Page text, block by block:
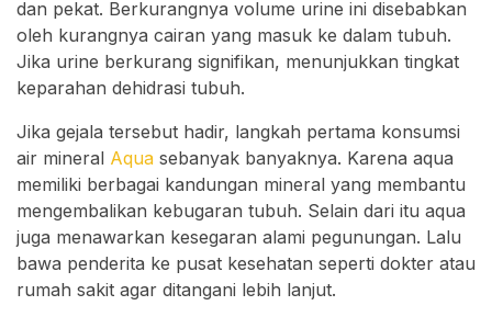
dan pekat. Berkurangnya volume urine ini disebabkan
oleh kurangnya cairan yang masuk ke dalam tubuh.
Jika urine berkurang signifikan, menunjukkan tingkat
keparahan dehidrasi tubuh.
Jika gejala tersebut hadir, langkah pertama konsumsi
air mineral Aqua sebanyak banyaknya. Karena aqua
memiliki berbagai kandungan mineral yang membantu
mengembalikan kebugaran tubuh. Selain dari itu aqua
juga menawarkan kesegaran alami pegunungan. Lalu
bawa penderita ke pusat kesehatan seperti dokter atau
rumah sakit agar ditangani lebih lanjut.